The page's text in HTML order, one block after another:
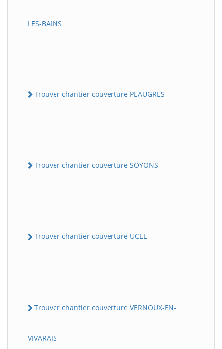
LES-BAINS
Trouver chantier couverture PEAUGRES
Trouver chantier couverture SOYONS
Trouver chantier couverture UCEL
Trouver chantier couverture VERNOUX-EN-
VIVARAIS